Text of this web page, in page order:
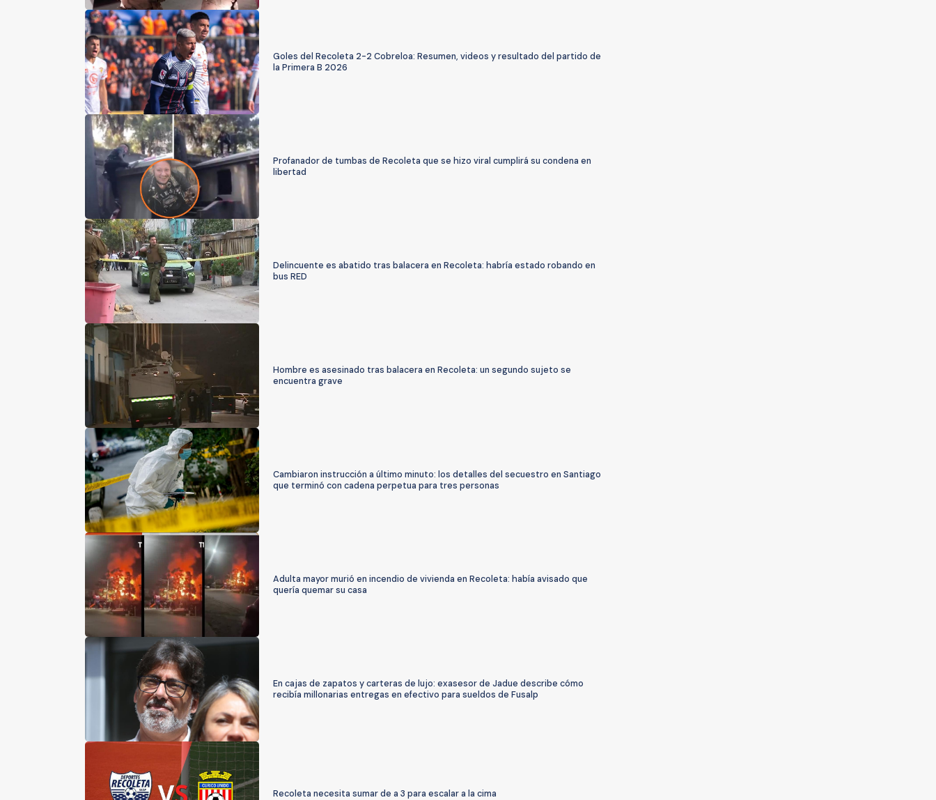
Goles del Recoleta 2-2 Cobreloa: Resumen, videos y resultado del partido de
la Primera B 2026
Profanador de tumbas de Recoleta que se hizo viral cumplirá su condena en
libertad
Delincuente es abatido tras balacera en Recoleta: habría estado robando en
bus RED
Hombre es asesinado tras balacera en Recoleta: un segundo sujeto se
encuentra grave
Cambiaron instrucción a último minuto: los detalles del secuestro en Santiago
que terminó con cadena perpetua para tres personas
Adulta mayor murió en incendio de vivienda en Recoleta: había avisado que
quería quemar su casa
En cajas de zapatos y carteras de lujo: exasesor de Jadue describe cómo
recibía millonarias entregas en efectivo para sueldos de Fusalp
Recoleta necesita sumar de a 3 para escalar a la cima